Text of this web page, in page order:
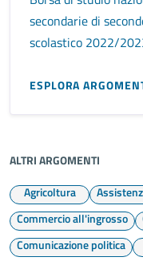
secondarie di
scolastico 2022/
ESPLORA
ALTRI ARGOMENTI
Agricoltura
Commercio all'ingrosso
Comunicazione politica